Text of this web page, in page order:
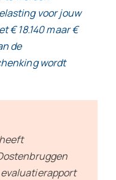
voor jouw
€ 18.140 maar €
de
wordt
evaluatierapport